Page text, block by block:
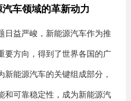
车领域的革新动力
日益严峻，新能源汽车作为推
要方向，得到了世界各国的广
能源汽车的关键组成部分，
和可靠稳定性，成为新能源汽